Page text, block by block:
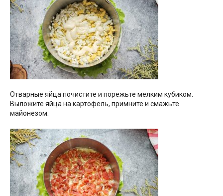
Отварные яйца почистите и порежьте мелким кубиком.
Выложите яйца на картофель, примните и смажьте
майонезом.